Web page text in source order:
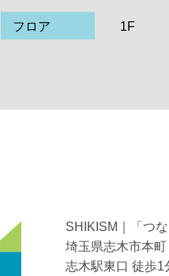
フロア 1F
SHIKISM｜「つ
埼玉県志木市本町
志木駅東口 徒歩1